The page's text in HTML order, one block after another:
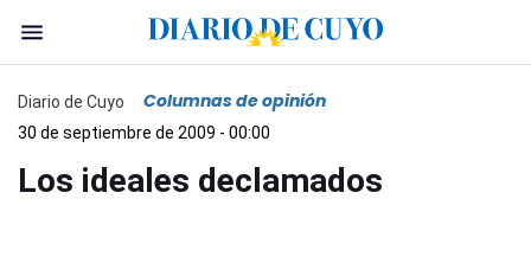
Diario de Cuyo Columnas de opinión
30 de septiembre de 2009 - 00:00
Los ideales declamados